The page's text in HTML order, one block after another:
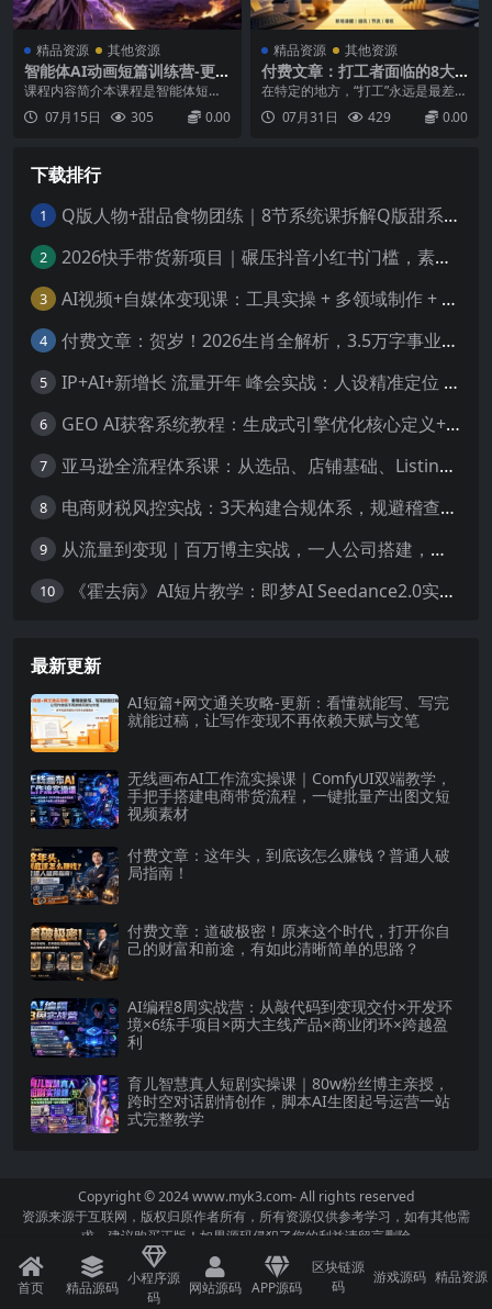
精品资源 其他资源
智能体AI动画短篇训练营-更
新，古风数字人末日魔法案
例，首尾帧运镜对口型全套实
操讲解
课程内容简介本课程是智能体短篇
动画系列制作实战教程，从零开始
手把手打造AI武侠角色与动画短
庙运镜动画、邵氏电影风格短片、
异世界魔法短视频、影视剧对口型
与人物吃瓜教学、解压末日庇护...
07月15日 305 0.00
精品资源 其他资源
付费文章：打工者面临的8大
阳谋困局，看透资本收割套路
实现攒钱增收
在特定的地方，“打工”永远是最差的
选择，因为打工者这个阶层天然面
临着8个巨大的阳谋困局。如果你意
这些困局，实现时间和财务...
07月31日 429 0.00
下载排行
1 Q版人物+甜品食物团练｜8节系统课拆解Q版甜系画法，人物与食物搭配技法全覆盖
2 2026快手带货新项目｜碾压抖音小红书门槛，素材制作+精准投流，无需开店，无需售后，新手一天佣金1000+
3 AI视频+自媒体变现课：工具实操 + 多领域制作 + 实体获客，手把手教你做视频、涨粉、赚收益
4 付费文章：贺岁！2026生肖全解析，3.5万字事业财富感情指南，提前布局一整年顺顺利利
5 IP+AI+新增长 流量开年 峰会实战：人设精准定位 掌握AI技能抢占新时代流量风口
6 GEO AI获客系统教程：生成式引擎优化核心定义+底层原理，抢占AI搜索时代流量红利
7 亚马逊全流程体系课：从选品、店铺基础、Listing搭建、FBA备货、后台操作到站内广告全覆盖教学
8 电商财税风控实战：3天构建合规体系，规避稽查风险，守护企业核心利润
9 从流量到变现｜百万博主实战，一人公司搭建，轻资产放大商业价值
10 《霍去病》AI短片教学：即梦AI Seedance2.0实操，从拍摄到电影级成片全流程
最新更新
AI短篇+网文通关攻略-更新：看懂就能写、写完
就能过稿，让写作变现不再依赖天赋与文笔
无线画布AI工作流实操课｜ComfyUI双端教学，
手把手搭建电商带货流程，一键批量产出图文短
视频素材
付费文章：这年头，到底该怎么赚钱？普通人破
局指南！
付费文章：道破极密！原来这个时代，打开你自
己的财富和前途，有如此清晰简单的思路？
AI编程8周实战营：从敲代码到变现交付×开发环
境×6练手项目×两大主线产品×商业闭环×跨越盈
利
育儿智慧真人短剧实操课｜80w粉丝博主亲授，
跨时空对话剧情创作，脚本AI生图起号运营一站
式完整教学
Copyright © 2024www.myk3.com- All rights reserved
资源来源于互联网，版权归原作者所有，所有资源仅供参考学习，如有其他需
求，建议购买正版！如果源码侵犯了您的利益请留言删除
首页 精品源码
小程序源
码
网站源码 APP源码
区块链源
码
游戏源码 精品资源